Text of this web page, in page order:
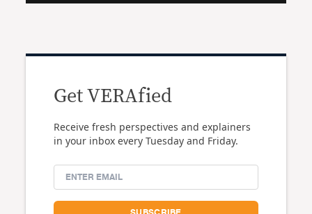
Get VERAfied
Receive fresh perspectives and explainers
in your inbox every Tuesday and Friday.